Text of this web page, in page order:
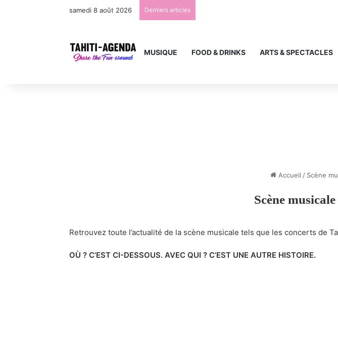
samedi 8 août 2026 Derniers articles
MUSIQUE FOOD & DRINKS ARTS & SPECTACLES
Accueil / Scène
Scène
Retrouvez toute l’actualité de la scène musicale tels que les concerts de
OÙ ? C’EST CI-DESSOUS. AVEC QUI ? C’EST UNE AUTRE HISTOIRE.